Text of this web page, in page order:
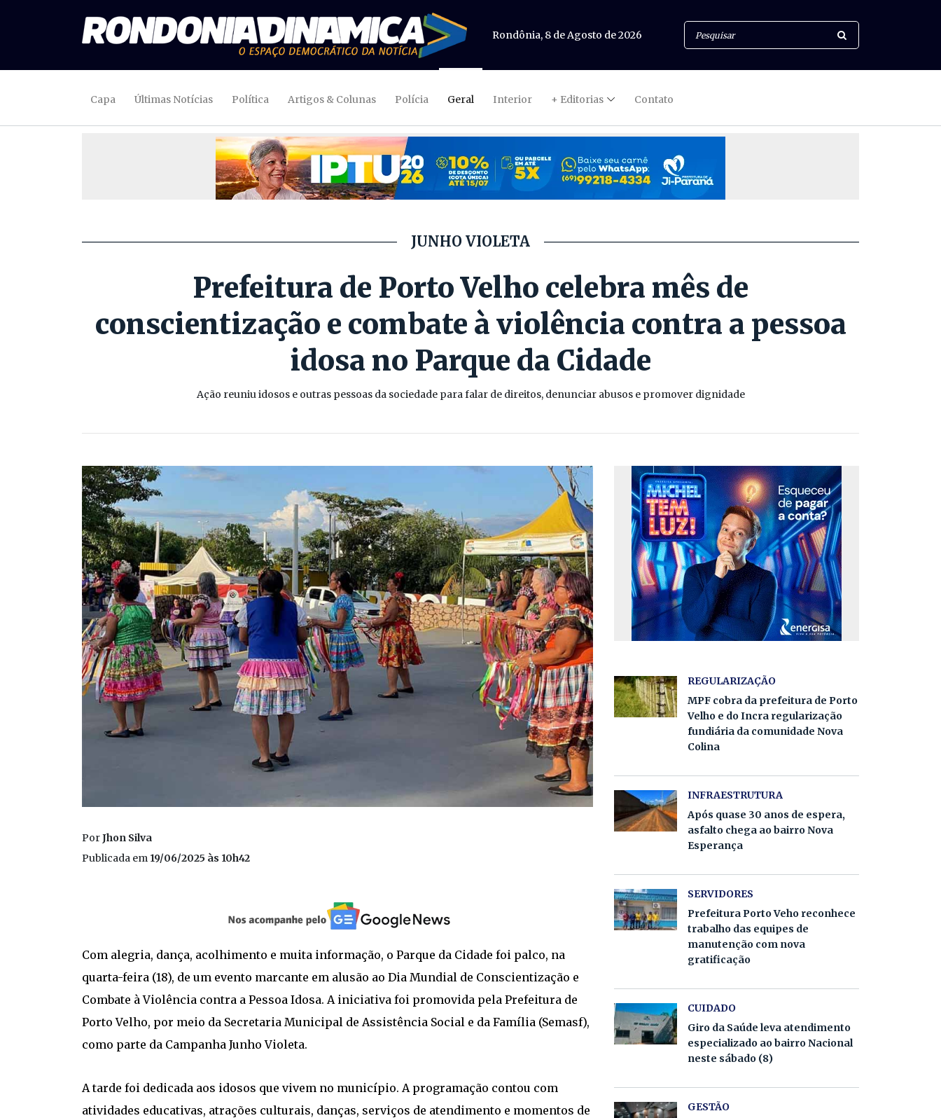
Rondônia, 8 de Agosto de 2026
Capa Últimas Notícias Política Artigos & Colunas Polícia Geral Interior + Editorias Contato
JUNHO VIOLETA
Prefeitura de Porto Velho celebra mês de
conscientização e combate à violência contra a pessoa
idosa no Parque da Cidade
Ação reuniu idosos e outras pessoas da sociedade para falar de direitos, denunciar abusos e promover dignidade
PorJhon Silva
Publicada em 19/06/2025 às 10h42
Com alegria, dança, acolhimento e muita informação, o Parque da Cidade foi palco, na
quarta-feira (18), de um evento marcante em alusão ao Dia Mundial de Conscientização e
Combate à Violência contra a Pessoa Idosa. A iniciativa foi promovida pela Prefeitura de
Porto Velho, por meio da Secretaria Municipal de Assistência Social e da Família (Semasf),
como parte da Campanha Junho Violeta.
A tarde foi dedicada aos idosos que vivem no município. A programação contou com
atividades educativas, atrações culturais, danças, serviços de atendimento e momentos de
REGULARIZAÇÃO
MPF cobra da prefeitura de Porto
Velho e do Incra regularização
fundiária da comunidade Nova
Colina
INFRAESTRUTURA
Após quase 30 anos de espera,
asfalto chega ao bairro Nova
Esperança
SERVIDORES
Prefeitura Porto Veho reconhece
trabalho das equipes de
manutenção com nova
gratificação
CUIDADO
Giro da Saúde leva atendimento
especializado ao bairro Nacional
neste sábado (8)
GESTÃO